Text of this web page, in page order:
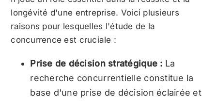
longévité d'une entreprise. Voici plusieurs
raisons pour lesquelles l'étude de la
concurrence est cruciale :
Prise de décision stratégique : La
recherche concurrentielle constitue la
base d'une prise de décision éclairée et